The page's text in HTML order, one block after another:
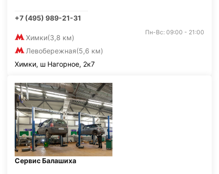
+7 (495) 989-21-31
Химки(3,8 км)
Левобережная(5,6 км)
Пн-Вс: 09:00 - 21:00
Химки, ш Нагорное, 2к7
Сервис Балашиха